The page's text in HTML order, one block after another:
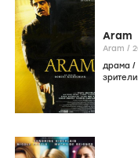
Aram
Aram /
драма /